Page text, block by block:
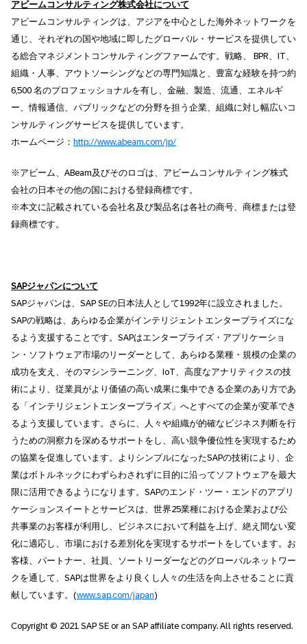
アビームコンサルティング株式会社について
アビームコンサルティングは、アジアを中心とした海外ネットワークを
通じ、それぞれの国や地域に即したグローバル・サービスを提供してい
る総合マネジメントコンサルティングファームです。戦略、 BPR、IT、
組織・人事、アウトソーシングなどの専門知識と、豊富な経験を持つ約
6,500 名のプロフェッショナルを有し、金融、製造、流通、エネルギ
ー、情報通信、パブリックなどの分野を担う企業、組織に対し幅広いコ
ンサルティングサービスを提供しています。
ホームページ： http://www.abeam.com/jp/
※アビーム、ABeam及びそのロゴは、アビームコンサルティング株式
会社の日本その他の国における登録商標です。
※本文に記載されている会社名及び製品名は各社の商号、商標または登
録商標です。
SAPジャパンについて
SAPジャパンは、SAP SEの日本法人として1992年に設立されました。
SAPの戦略は、あらゆる企業がインテリジェントエンタープライズにな
るよう支援することです。SAPはエンタープライズ・アプリケーショ
ン・ソフトウェア市場のリーダーとして、あらゆる業種・規模の企業の
成功を支え、そのマシンラーニング、IoT、高度なアナリティクスの技
術により、従業員がより価値の高い成果に集中できる企業のあり方であ
る「インテリジェントエンタープライズ」へとすべての企業が変革でき
るよう支援しています。さらに、人々や組織が的確なビジネス判断を行
うための洞察力を深めるサポートをし、高い競争優位性を実現するため
の協業を促進しています。よりシンプルになったSAPの技術により、企
業はボトルネックにわずらわされずに目的に沿ってソフトウェアを最大
限に活用できるようになります。SAPのエンド・ツー・エンドのアプリ
ケーションスイートとサービスは、世界25業種における企業および公
共事業のお客様が利用し、ビジネスにおいて利益を上げ、絶え間ない変
化に適応し、市場における差別化を実現するサポートをしています。お
客様、パートナー、社員、ソートリーダーなどのグローバルネットワー
クを通して、SAPは世界をより良くし人々の生活を向上させることに貢
献しています。(www.sap.com/japan)
Copyright © 2021 SAP SE or an SAP affiliate company. All rights reserved.